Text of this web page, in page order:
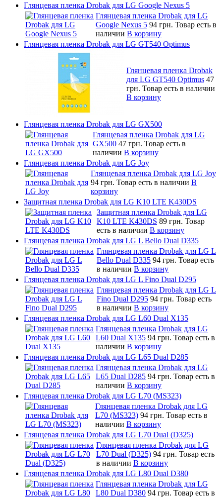
Глянцевая пленка Drobak для LG Google Nexus 5
Глянцевая пленка Drobak для LG
Google Nexus 5 94 грн. Товар есть в
наличии В корзину
Глянцевая пленка Drobak для LG GT540 Optimus
Глянцевая пленка Drobak
для LG GT540 Optimus 47
грн. Товар есть в наличии
В корзину
Глянцевая пленка Drobak для LG GX500
Глянцевая пленка Drobak для LG
GX500 47 грн. Товар есть в
наличии В корзину
Глянцевая пленка Drobak для LG Joy
Глянцевая пленка Drobak для LG Joy
94 грн. Товар есть в наличии В
корзину
Защитная пленка Drobak для LG K10 LTE K430DS
Защитная пленка Drobak для LG
K10 LTE K430DS 89 грн. Товар
есть в наличии В корзину
Глянцевая пленка Drobak для LG L Bello Dual D335
Глянцевая пленка Drobak для LG L
Bello Dual D335 94 грн. Товар есть
в наличии В корзину
Глянцевая пленка Drobak для LG L Fino Dual D295
Глянцевая пленка Drobak для LG L
Fino Dual D295 94 грн. Товар есть
в наличии В корзину
Глянцевая пленка Drobak для LG L60 Dual X135
Глянцевая пленка Drobak для LG
L60 Dual X135 94 грн. Товар есть в
наличии В корзину
Глянцевая пленка Drobak для LG L65 Dual D285
Глянцевая пленка Drobak для LG
L65 Dual D285 94 грн. Товар есть в
наличии В корзину
Глянцевая пленка Drobak для LG L70 (MS323)
Глянцевая пленка Drobak для LG
L70 (MS323) 94 грн. Товар есть в
наличии В корзину
Глянцевая пленка Drobak для LG L70 Dual (D325)
Глянцевая пленка Drobak для LG
L70 Dual (D325) 94 грн. Товар есть
в наличии В корзину
Глянцевая пленка Drobak для LG L80 Dual D380
Глянцевая пленка Drobak для LG
L80 Dual D380 94 грн. Товар есть в